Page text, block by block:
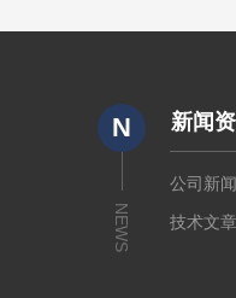
N
NEWS
新闻
公司新
技术文